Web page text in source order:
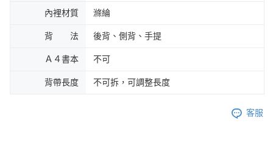
內裡材質 滌綸
背 法 後背、側背、手提
Ａ４書本 不可
背帶長度 不可拆，可調整長度
客服